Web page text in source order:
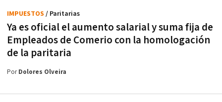
Ya es oficial el aumento salarial y suma fija de
Empleados de Comerio con la homologación
de la paritaria
IMPUESTOS / Paritarias
PorDolores Olveira